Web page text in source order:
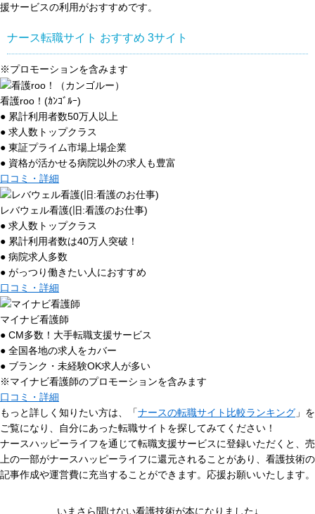
援サービスの利用がおすすめです。
ナース転職サイト おすすめ 3サイト
※プロモーションを含みます
看護roo！(ｶﾝｺﾞﾙｰ)
● 累計利用者数50万人以上
● 求人数トップクラス
● 東証プライム市場上場企業
● 資格が活かせる病院以外の求人も豊富
口コミ・詳細
レバウェル看護(旧:看護のお仕事)
● 求人数トップクラス
● 累計利用者数は40万人突破！
● 病院求人多数
● がっつり働きたい人におすすめ
口コミ・詳細
マイナビ看護師
● CM多数！大手転職支援サービス
● 全国各地の求人をカバー
● ブランク・未経験OK求人が多い
※マイナビ看護師のプロモーションを含みます
口コミ・詳細
もっと詳しく知りたい方は、「ナースの転職サイト比較ランキング 」を
ご覧になり、自分にあった転職サイトを探してみてください！
ナースハッピーライフを通じて転職支援サービスに登録いただくと、売
上の一部がナースハッピーライフに還元されることがあり、看護技術の
記事作成や運営費に充当することができます。応援お願いいたします。
いまさら聞けない看護技術が本になりました↓